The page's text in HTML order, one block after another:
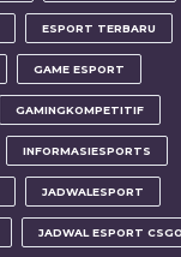
ESPORT TERBARU
GAME ESPORT
GAMINGKOMPETITIF
INFORMASIESPORTS
JADWALESPORT
JADWAL ESPORT CSGO